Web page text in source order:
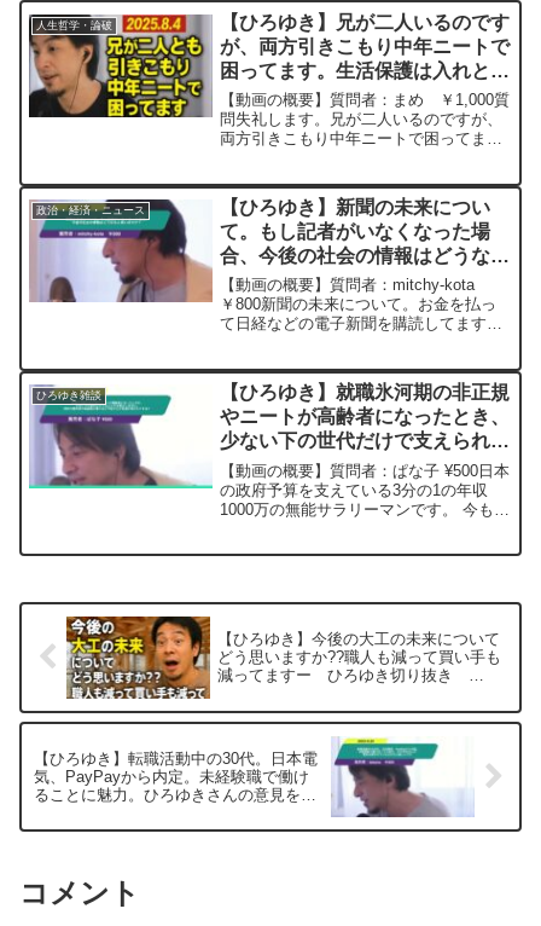
ています。年収は1200万と平均より多少
高い程度...
人生哲学・論破
【ひろゆき】兄が二人いるのです
が、両方引きこもり中年ニートで
困ってます。生活保護は入れとい
っても行動を起こしてくれませ
ん。どうすればいい？ー ひろゆ
き切り抜き 20250804
【動画の概要】質問者：まめ ￥1,000質
問失礼します。兄が二人いるのですが、
両方引きこもり中年ニートで困ってま
か。アドバイスください。元動画：仲良
くなる要素:言語、出...
政治・経済・ニュース
【ひろゆき】新聞の未来につい
て。もし記者がいなくなった場
合、今後の社会の情報はどうなる
と思いますか？ー ひろゆき切り
抜き 20240228
【動画の概要】質問者：mitchy-kota
￥800新聞の未来について。お金を払っ
て日経などの電子新聞を購読してますが
いと言う意見もありますが、情報を与え
ているのは...
ひろゆき雑談
【ひろゆき】就職氷河期の非正規
やニートが高齢者になったとき、
少ない下の世代だけで支えられる
気がしません。 同世代間共助や
資産税の導入など今後さらに負担
が増えたりする?ーひろゆき切り
【動画の概要】質問者：ぱな子 ¥500日本
の政府予算を支えている3分の1の年収
1000万の無能サラリーマンです。 今も税
【ひろゆき】今後の大工の未来について
どう思いますか??職人も減って買い手も
減ってますー ひろゆき切り抜き
【ひろゆき】転職活動中の30代。日本電
気、PayPayから内定。未経験職で働け
ることに魅力。ひろゆきさんの意見を聞
き切り抜き 20250625
コメント